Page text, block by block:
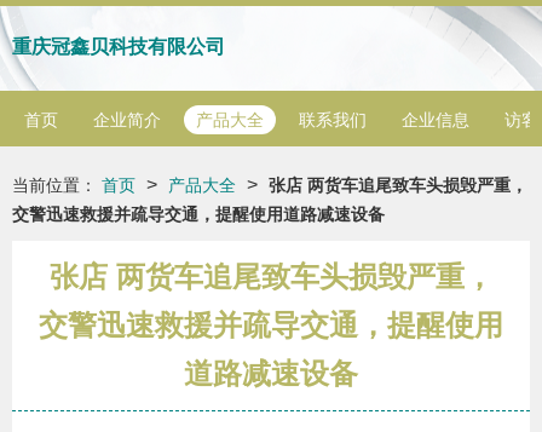
重庆冠鑫贝科技有限公司
首页 企业简介 产品大全 联系我们 企业信息 访客
当前位置： 首页 > 产品大全 > 张店 两货车追尾致车头损毁严重，
交警迅速救援并疏导交通，提醒使用道路减速设备
张店 两货车追尾致车头损毁严重，
交警迅速救援并疏导交通，提醒使用
道路减速设备